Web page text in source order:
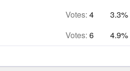
Votes: 4
3.3%
Votes: 6 4.9%